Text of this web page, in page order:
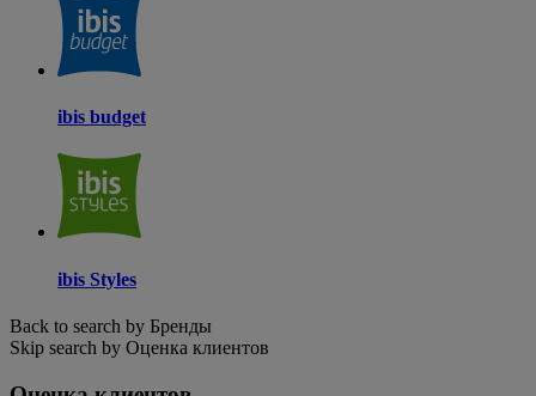
ibis budget
ibis Styles
Back to search by Бренды
Skip search by Оценка клиентов